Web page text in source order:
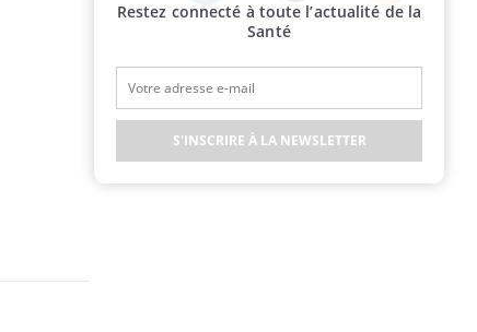
Facebook Twitter Instagram
Restez connecté à toute l’actualité de la
Santé
S'INSCRIRE À LA NEWSLETTER